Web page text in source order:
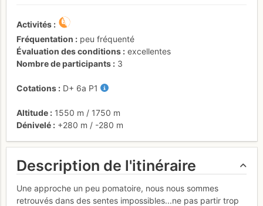
Activités
Fréquentation
peu fréquenté
Évaluation des conditions
excellentes
Nombre de participants
3
Cotations D+ 6a P1
Altitude 1550 m / 1750 m
Dénivelé
+280 m / -280 m
Description de l'itinéraire
Une approche un peu pomatoire, nous nous sommes
retrouvés dans des sentes impossibles...ne pas partir trop